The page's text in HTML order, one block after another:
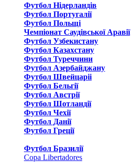
Футбол Нідерландiв
Футбол Португалії
Футбол Польщі
Чемпіонат Саудівської Аравії
Футбол Узбекистану
Футбол Казахстану
Футбол Туреччини
Футбол Азербайджану
Футбол Швейцаріі
Футбол Бельгії
Футбол Австрії
Футбол Шотландії
Футбол Чехії
Футбол Данії
Футбол Греції
Футбол Бразилії
Copa Libertadores